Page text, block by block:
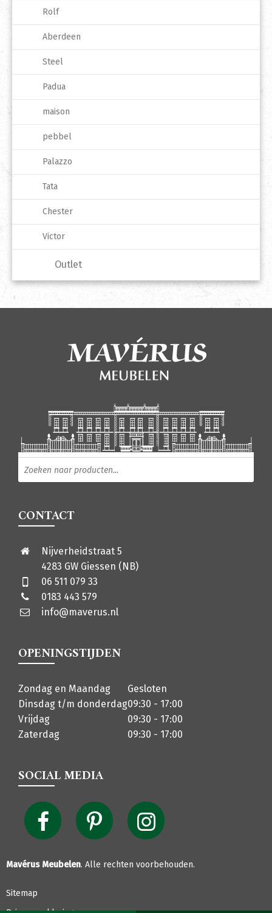
Rolf
Aberdeen
Steel
Padua
maison
pebbel
Palazzo
Tata
Chester
Victor
Outlet
CONTACT
Nijverheidstraat 5
4283 GW Giessen (NB)
06 511 079 33
0183 443 579
info@maverus.nl
OPENINGSTIJDEN
Zondag en Maandag
Gesloten
Dinsdag t/m donderdag09:30 - 17:00
Vrijdag
09:30 - 17:00
Zaterdag
09:30 - 17:00
SOCIAL MEDIA
Mavérus Meubelen. Alle rechten voorbehouden.
Sitemap